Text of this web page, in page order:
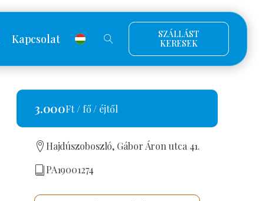
Kapcsolat
SZÁLLÁST
KERESEK
3.000Ft / fő / éjtől
Hajdúszoboszló, Gábor Áron utca 41.
PA19001274